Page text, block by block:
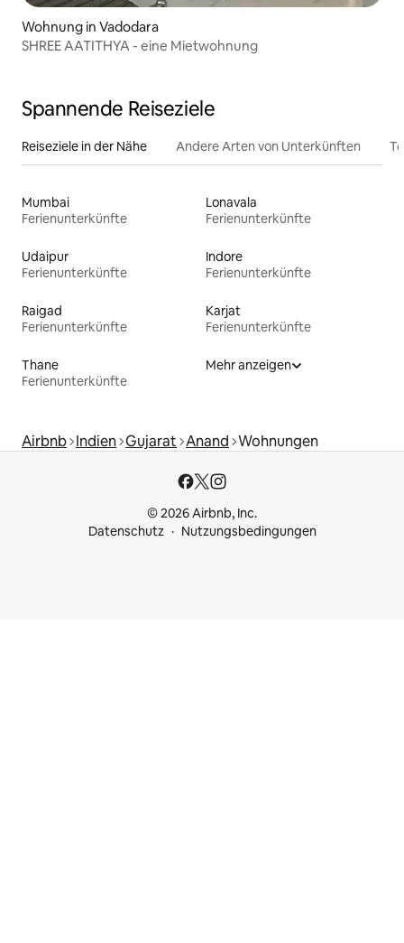
Wohnung in Vadodara
SHREE AATITHYA - eine Mietwohnung
Spannende Reiseziele
Reiseziele in der Nähe Andere Arten von Unterkünften
Mumbai
Ferienunterkünfte
Lonavala
Ferienunterkünfte
Udaipur
Ferienunterkünfte
Indore
Ferienunterkünfte
Raigad
Ferienunterkünfte
Karjat
Ferienunterkünfte
Thane
Ferienunterkünfte
Mehr anzeigen
Airbnb Indien Gujarat Anand Wohnungen
© 2026 Airbnb, Inc.
Datenschutz
Nutzungsbedingungen